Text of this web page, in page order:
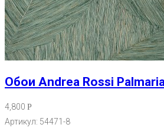
Обои Andrea Rossi
4,800 Р
Артикул: 54471-8